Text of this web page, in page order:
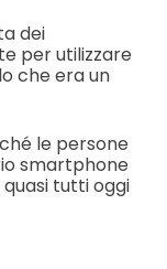
dei
per utilizzare
che era un
le persone
smartphone
tutti oggi